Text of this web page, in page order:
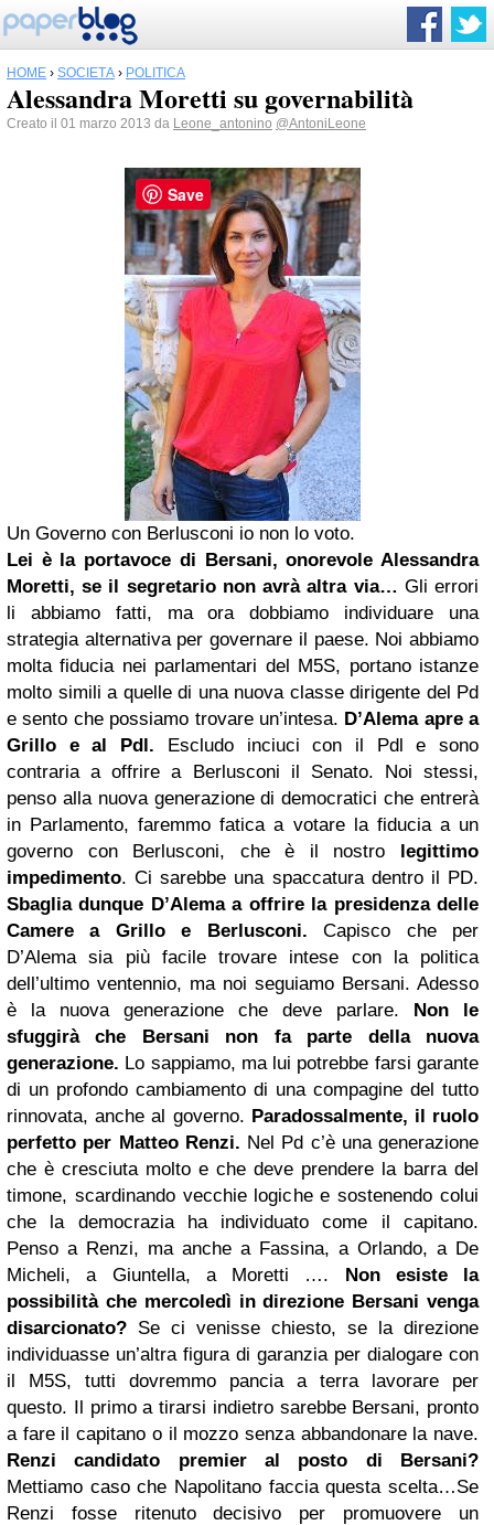
HOME › SOCIETÀ › POLITICA
Alessandra Moretti su governabilità
Creato il 01 marzo 2013 da Leone_antonino @AntoniLeone
Un Governo con Berlusconi io non lo voto.
Lei è la portavoce di Bersani, onorevole Alessandra
Moretti, se il segretario non avrà altra via… Gli errori
li abbiamo fatti, ma ora dobbiamo individuare una
strategia alternativa per governare il paese. Noi abbiamo
molta fiducia nei parlamentari del M5S, portano istanze
molto simili a quelle di una nuova classe dirigente del Pd
e sento che possiamo trovare un’intesa. D’Alema apre a
Grillo e al Pdl. Escludo inciuci con il Pdl e sono
contraria a offrire a Berlusconi il Senato. Noi stessi,
penso alla nuova generazione di democratici che entrerà
in Parlamento, faremmo fatica a votare la fiducia a un
governo con Berlusconi, che è il nostro legittimo
impedimento. Ci sarebbe una spaccatura dentro il PD.
Sbaglia dunque D’Alema a offrire la presidenza delle
Camere a Grillo e Berlusconi. Capisco che per
D’Alema sia più facile trovare intese con la politica
dell’ultimo ventennio, ma noi seguiamo Bersani. Adesso
è la nuova generazione che deve parlare. Non le
sfuggirà che Bersani non fa parte della nuova
generazione. Lo sappiamo, ma lui potrebbe farsi garante
di un profondo cambiamento di una compagine del tutto
rinnovata, anche al governo. Paradossalmente, il ruolo
perfetto per Matteo Renzi. Nel Pd c’è una generazione
che è cresciuta molto e che deve prendere la barra del
timone, scardinando vecchie logiche e sostenendo colui
che la democrazia ha individuato come il capitano.
Penso a Renzi, ma anche a Fassina, a Orlando, a De
Micheli, a Giuntella, a Moretti …. Non esiste la
possibilità che mercoledì in direzione Bersani venga
disarcionato? Se ci venisse chiesto, se la direzione
individuasse un’altra figura di garanzia per dialogare con
il M5S, tutti dovremmo pancia a terra lavorare per
questo. Il primo a tirarsi indietro sarebbe Bersani, pronto
a fare il capitano o il mozzo senza abbandonare la nave.
Renzi candidato premier al posto di Bersani?
Mettiamo caso che Napolitano faccia questa scelta…Se
Renzi fosse ritenuto decisivo per promuovere un
Save